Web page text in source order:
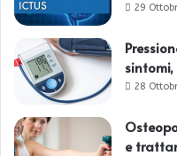
29
sintomi,
28
e